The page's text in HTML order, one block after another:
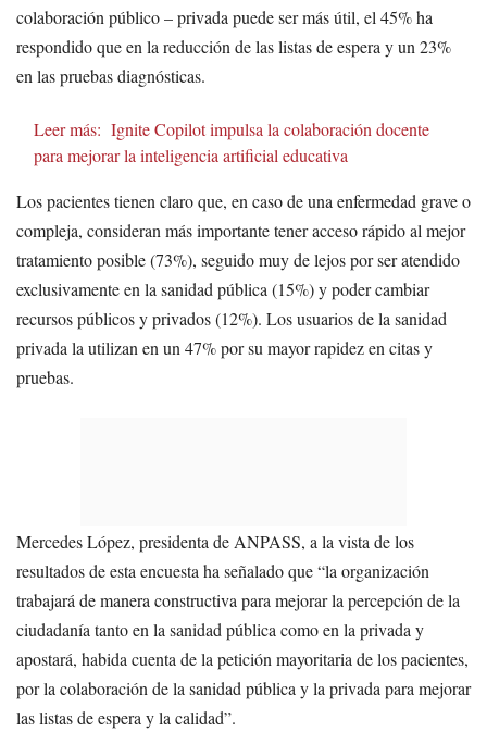
colaboración público – privada puede ser más útil, el 45% ha
respondido que en la reducción de las listas de espera y un 23%
en las pruebas diagnósticas.
Leer más: Ignite Copilot impulsa la colaboración docente
para mejorar la inteligencia artificial educativa
Los pacientes tienen claro que, en caso de una enfermedad grave o
compleja, consideran más importante tener acceso rápido al mejor
tratamiento posible (73%), seguido muy de lejos por ser atendido
exclusivamente en la sanidad pública (15%) y poder cambiar
recursos públicos y privados (12%). Los usuarios de la sanidad
privada la utilizan en un 47% por su mayor rapidez en citas y
pruebas.
Mercedes López, presidenta de ANPASS, a la vista de los
resultados de esta encuesta ha señalado que “la organización
trabajará de manera constructiva para mejorar la percepción de la
ciudadanía tanto en la sanidad pública como en la privada y
apostará, habida cuenta de la petición mayoritaria de los pacientes,
por la colaboración de la sanidad pública y la privada para mejorar
las listas de espera y la calidad”.